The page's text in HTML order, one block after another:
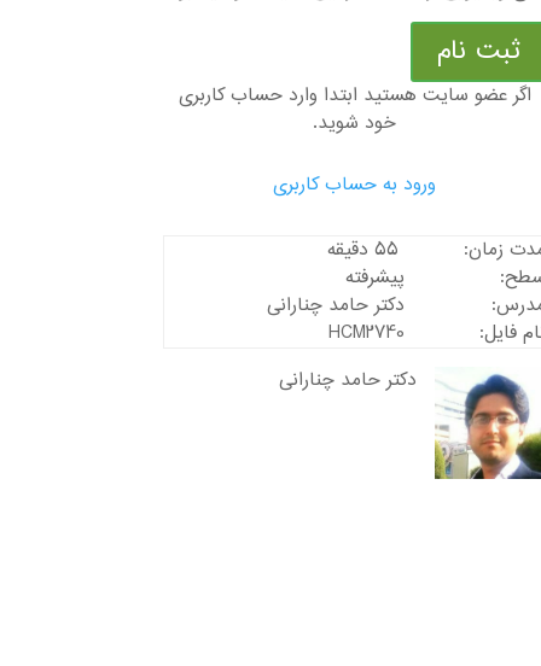
ثبت نام
اگر عضو سایت هستید ابتدا وارد حساب کاربری
خود شوید.
ورود به حساب کاربری
زمان:
پیشرفته
دکتر حامد چنارانی
فایل:
HCM2740
دکتر حامد چنارانی